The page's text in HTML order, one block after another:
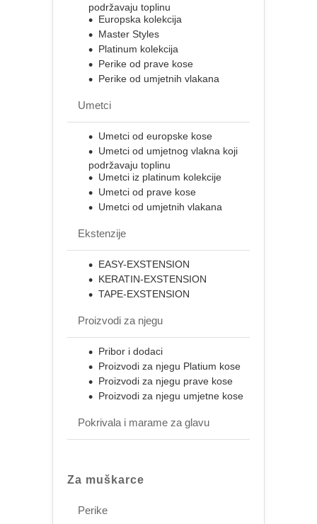
podržavaju toplinu
Europska kolekcija
Master Styles
Platinum kolekcija
Perike od prave kose
Perike od umjetnih vlakana
Umetci
Umetci od europske kose
Umetci od umjetnog vlakna koji
podržavaju toplinu
Umetci iz platinum kolekcije
Umetci od prave kose
Umetci od umjetnih vlakana
Ekstenzije
EASY-EXSTENSION
KERATIN-EXSTENSION
TAPE-EXSTENSION
Proizvodi za njegu
Pribor i dodaci
Proizvodi za njegu Platium kose
Proizvodi za njegu prave kose
Proizvodi za njegu umjetne kose
Pokrivala i marame za glavu
Za muškarce
Perike